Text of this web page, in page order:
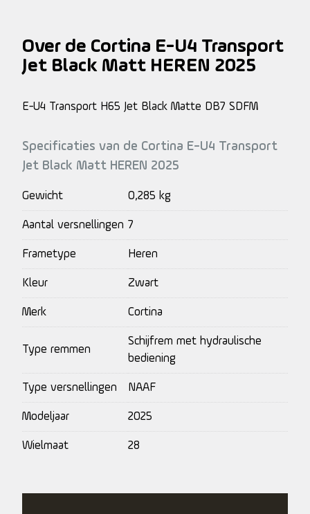
Over de Cortina E-U4 Transport
Jet Black Matt HEREN 2025
E-U4 Transport H65 Jet Black Matte DB7 SDFM
Specificaties van de Cortina E-U4 Transport
Jet Black Matt HEREN 2025
Gewicht 0,285 kg
Aantal versnellingen 7
Frametype Heren
Kleur Zwart
Merk Cortina
Type remmen
Schijfrem met hydraulische
bediening
Type versnellingen NAAF
Modeljaar 2025
Wielmaat 28